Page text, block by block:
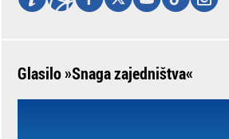
Glasilo »Snaga zajedništva«